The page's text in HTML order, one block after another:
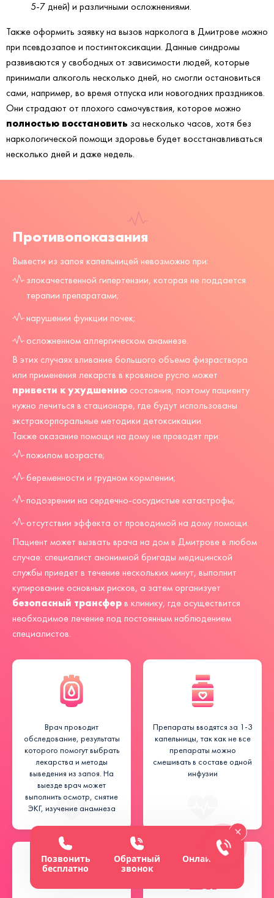
5-7 дней) и различными осложнениями.
Также оформить заявку на вызов нарколога в Дмитрове можно
при псевдозапое и постинтоксикации. Данные синдромы
развиваются у свободных от зависимости людей, которые
принимали алкоголь несколько дней, но смогли остановиться
сами, например, во время отпуска или новогодних праздников.
Они страдают от плохого самочувствия, которое можно
полностью восстановить за несколько часов, хотя без
наркологической помощи здоровье будет восстанавливаться
несколько дней и даже недель.
Противопоказания
Вывести из запоя капельницей невозможно при:
злокачественной гипертензии, которая не поддается
терапии препаратами;
нарушении функции почек;
осложненном аллергическом анамнезе.
В этих случаях вливание большого объема физраствора
или применения лекарств в кровяное русло может
привести к ухудшению состояния, поэтому пациенту
нужно лечиться в стационаре, где будут использованы
экстракорпоральные методики детоксикации.
Также оказание помощи на дому не проводят при:
пожилом возрасте;
беременности и грудном кормлении;
подозрении на сердечно-сосудистые катастрофы;
отсутствии эффекта от проводимой на дому помощи.
Пациент может вызвать врача на дом в Дмитрове в любом
случае: специалист анонимной бригады медицинской
службы приедет в течение нескольких минут, выполнит
купирование основных рисков, а затем организует
безопасный трансфер в клинику, где осуществится
необходимое лечение под постоянным наблюдением
специалистов.
Врач проводит
обследование, результаты
которого помогут выбрать
лекарства и методы
выведения из запоя. На
выезде врач может
выполнить осмотр, снятие
ЭКГ, изучение анамнеза
Препараты вводятся за 1-3
капельницы, так как не все
препараты можно
смешивать в составе одной
инфузии
Позвонить
бесплатно
Обратный
звонок
Онлайн-чат